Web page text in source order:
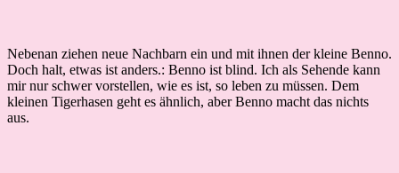
Nebenan ziehen neue Nachbarn ein und mit ihnen der kleine Benno.
Doch halt, etwas ist anders.: Benno ist blind. Ich als Sehende kann
mir nur schwer vorstellen, wie es ist, so leben zu müssen. Dem
kleinen Tigerhasen geht es ähnlich, aber Benno macht das nichts
aus.